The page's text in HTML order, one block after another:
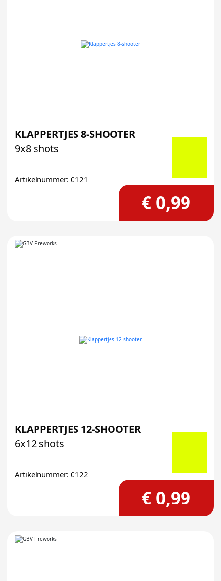
KLAPPERTJES 8-SHOOTER
9x8 shots
Artikelnummer: 0121
€ 0,99
KLAPPERTJES 12-SHOOTER
6x12 shots
Artikelnummer: 0122
€ 0,99